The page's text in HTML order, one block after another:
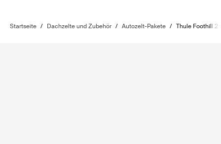
Startseite / Dachzelte und Zubehör / Autozelt-Pakete / Thule Foothill 2